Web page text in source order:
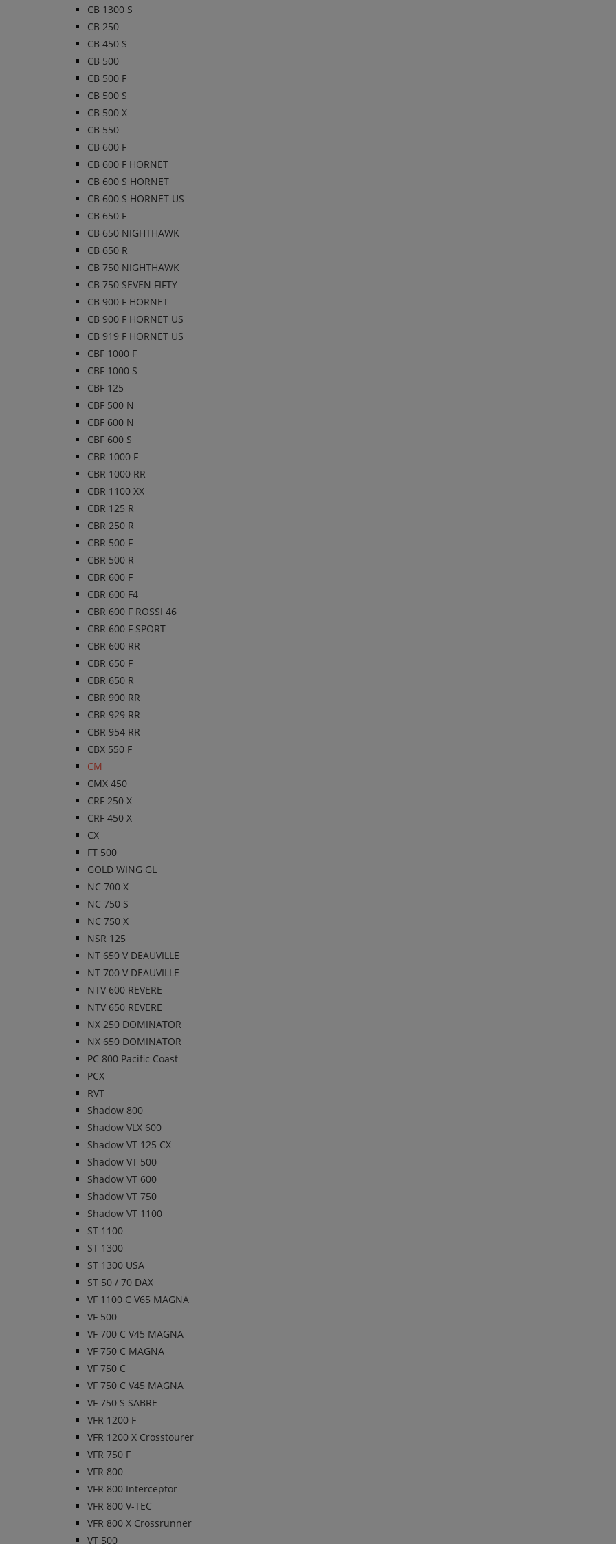
CB 1300 S
CB 250
CB 450 S
CB 500
CB 500 F
CB 500 S
CB 500 X
CB 550
CB 600 F
CB 600 F HORNET
CB 600 S HORNET
CB 600 S HORNET US
CB 650 F
CB 650 NIGHTHAWK
CB 650 R
CB 750 NIGHTHAWK
CB 750 SEVEN FIFTY
CB 900 F HORNET
CB 900 F HORNET US
CB 919 F HORNET US
CBF 1000 F
CBF 1000 S
CBF 125
CBF 500 N
CBF 600 N
CBF 600 S
CBR 1000 F
CBR 1000 RR
CBR 1100 XX
CBR 125 R
CBR 250 R
CBR 500 F
CBR 500 R
CBR 600 F
CBR 600 F4
CBR 600 F ROSSI 46
CBR 600 F SPORT
CBR 600 RR
CBR 650 F
CBR 650 R
CBR 900 RR
CBR 929 RR
CBR 954 RR
CBX 550 F
CM
CMX 450
CRF 250 X
CRF 450 X
CX
FT 500
GOLD WING GL
NC 700 X
NC 750 S
NC 750 X
NSR 125
NT 650 V DEAUVILLE
NT 700 V DEAUVILLE
NTV 600 REVERE
NTV 650 REVERE
NX 250 DOMINATOR
NX 650 DOMINATOR
PC 800 Pacific Coast
PCX
RVT
Shadow 800
Shadow VLX 600
Shadow VT 125 CX
Shadow VT 500
Shadow VT 600
Shadow VT 750
Shadow VT 1100
ST 1100
ST 1300
ST 1300 USA
ST 50 / 70 DAX
VF 1100 C V65 MAGNA
VF 500
VF 700 C V45 MAGNA
VF 750 C MAGNA
VF 750 C
VF 750 C V45 MAGNA
VF 750 S SABRE
VFR 1200 F
VFR 1200 X Crosstourer
VFR 750 F
VFR 800
VFR 800 Interceptor
VFR 800 V-TEC
VFR 800 X Crossrunner
VT 500